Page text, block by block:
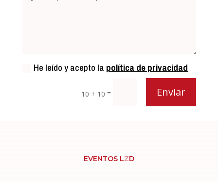
He leído y acepto la política de privacidad
10 + 10 = Enviar
EVENTOS LZD